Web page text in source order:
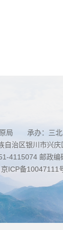
原局 承办：三北
自治区银川市兴
4115074 邮政
京ICP备10047111